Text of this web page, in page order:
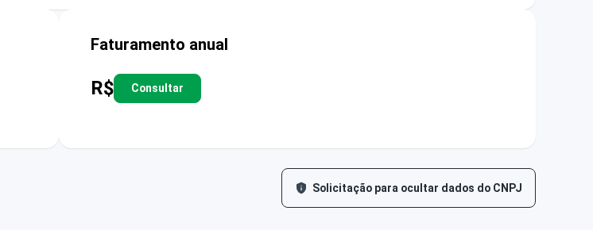
Faturamento anual
R$ Consultar
Solicitação para ocultar dados do CNPJ